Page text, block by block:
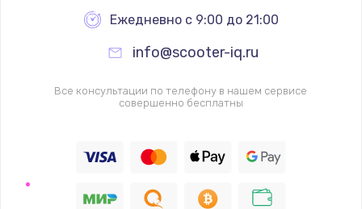
Ежедневно с 9:00 до 21:00
info@scooter-iq.ru
Все консультации по телефону в нашем сервисе
совершенно бесплатны